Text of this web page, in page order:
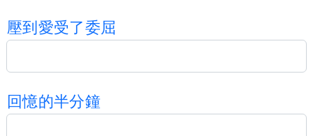
壓到 愛受了委屈
回憶的半分鐘